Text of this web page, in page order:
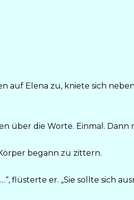
auf Elena zu, kniete sich
über die Worte. Einmal. Dann
begann zu zittern.
flüsterte er. „Sie sollte sich